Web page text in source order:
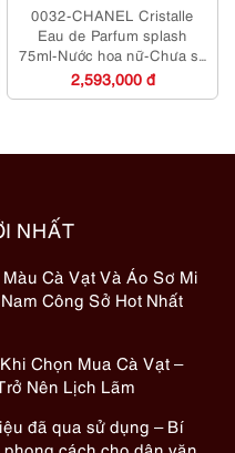
0032-CHANEL Cristalle
Eau de Parfum splash
75ml-Nước hoa nữ-Chưa sử
dụng
2,593,000 đ
NHẤT
Cà Vạt Và Áo Sơ Mi
Công Sở Hot Nhất
Chọn Mua Cà Vạt –
Nên Lịch Lãm
đã qua sử dụng – Bí
cách cho dân văn